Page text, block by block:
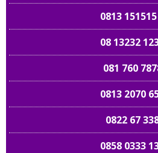
0813
08 13232
081 760
0813 2070
0822 67
0858 0333